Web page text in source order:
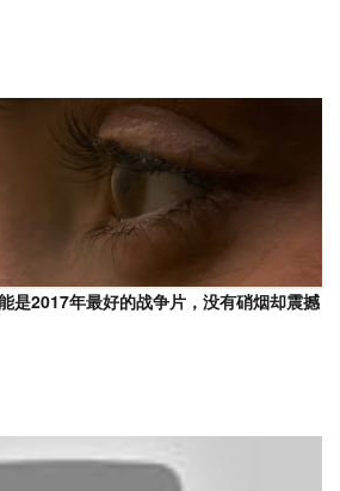
是2017年最好的战争片，没有硝烟却震撼